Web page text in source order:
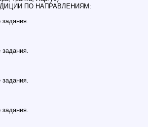
ПО НАПРАВЛЕНИЯМ: